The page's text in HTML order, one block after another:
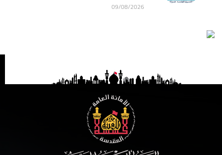
09/08/2026